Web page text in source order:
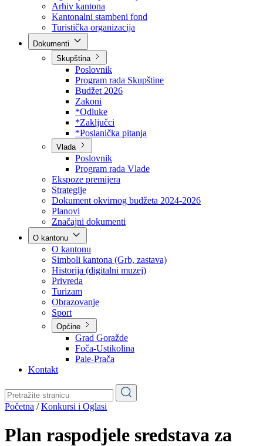
BPK šume
RTV BPK
Agencija za privatizaciju
Arhiv kantona
Kantonalni stambeni fond
Turistička organizacija
Skupština
Poslovnik
Program rada Skupštine
Budžet 2026
Zakoni
*Odluke
*Zaključci
*Poslanička pitanja
Vlada
Poslovnik
Program rada Vlade
Ekspoze premijera
Strategije
Dokument okvirnog budžeta 2024-2026
Planovi
Značajni dokumenti
O kantonu
O kantonu
Simboli kantona (Grb, zastava)
Historija (digitalni muzej)
Privreda
Turizam
Obrazovanje
Općine
Pale-Prača
Kontakt
Početna / Konkursi i Oglasi